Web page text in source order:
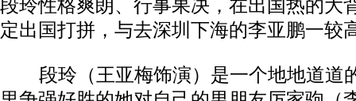
段玲性格爽朗、行事果决，在出国热的大
定出国打拼，与去深圳下海的李亚鹏一较
段玲（王亚梅饰演）是一个地地道道